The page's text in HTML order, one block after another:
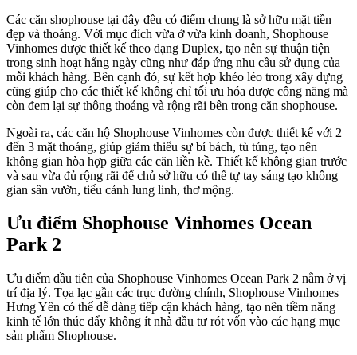
Các căn shophouse tại đây đều có điểm chung là sở hữu mặt tiền
đẹp và thoáng. Với mục đích vừa ở vừa kinh doanh, Shophouse
Vinhomes được thiết kế theo dạng Duplex, tạo nên sự thuận tiện
trong sinh hoạt hằng ngày cũng như đáp ứng nhu cầu sử dụng của
mỗi khách hàng. Bên cạnh đó, sự kết hợp khéo léo trong xây dựng
cũng giúp cho các thiết kế không chỉ tối ưu hóa được công năng mà
còn đem lại sự thông thoáng và rộng rãi bên trong căn shophouse.
Ngoài ra, các căn hộ Shophouse Vinhomes còn được thiết kế với 2
đến 3 mặt thoáng, giúp giảm thiểu sự bí bách, tù túng, tạo nên
không gian hòa hợp giữa các căn liền kề. Thiết kế không gian trước
và sau vừa đủ rộng rãi để chủ sở hữu có thể tự tay sáng tạo không
gian sân vườn, tiểu cảnh lung linh, thơ mộng.
Ưu điểm Shophouse Vinhomes Ocean
Park 2
Ưu điểm đầu tiên của Shophouse Vinhomes Ocean Park 2 nằm ở vị
trí địa lý. Tọa lạc gần các trục đường chính, Shophouse Vinhomes
Hưng Yên có thể dễ dàng tiếp cận khách hàng, tạo nên tiềm năng
kinh tế lớn thúc đẩy không ít nhà đầu tư rót vốn vào các hạng mục
sản phẩm Shophouse.